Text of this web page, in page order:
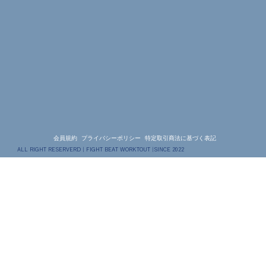
会員規約 プライバシーポリシー 特定取引商法に基づく表記
ALL RIGHT RESERVERD | FIGHT BEAT WORKTOUT |SINCE 2022